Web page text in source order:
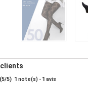
(5/5) 1 note(s) - 1 avis